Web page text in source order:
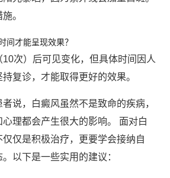
。
间才能呈现效果？
次）后可见变化，但具体时间因人
复诊，才能取得更好的效果。
说，白癜风虽然不是致命的疾病，
理都会产生很大的影响。 面对白
仅是积极治疗，更要学会接纳自
以下是一些实用的建议：